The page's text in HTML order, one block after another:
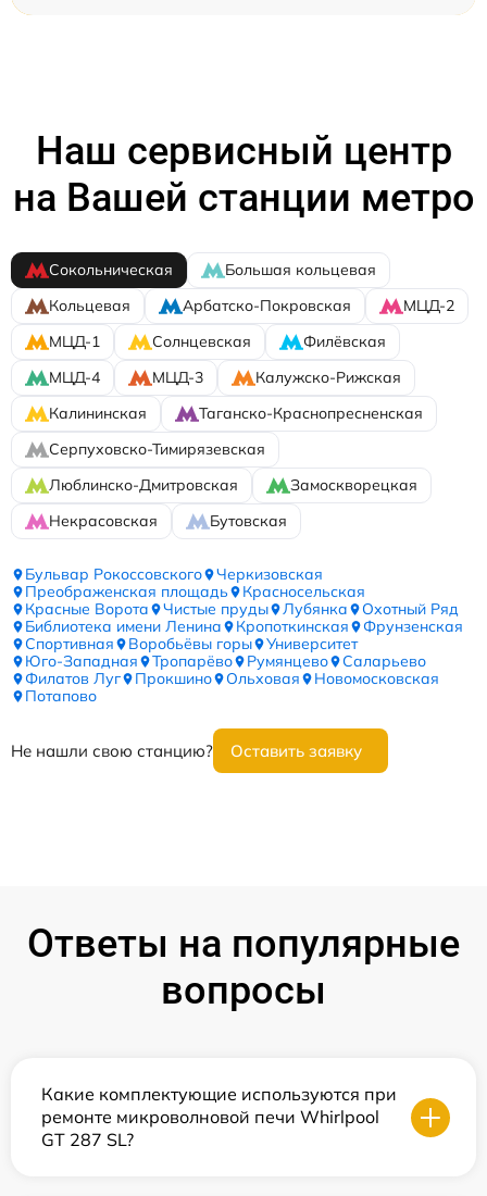
Наш сервисный центр
на Вашей станции метро
Сокольническая
Большая кольцевая
Кольцевая
Арбатско-Покровская
МЦД-2
МЦД-1
Солнцевская
Филёвская
МЦД-4
МЦД-3
Калужско-Рижская
Калининская
Таганско-Краснопресненская
Серпуховско-Тимирязевская
Люблинско-Дмитровская
Замоскворецкая
Некрасовская
Бутовская
Бульвар Рокоссовского
Черкизовская
Преображенская площадь
Красносельская
Красные Ворота
Чистые пруды Лубянка
Охотный Ряд
Библиотека имени Ленина
Кропоткинская
Фрунзенская
Спортивная
Воробьёвы горы
Университет
Юго-Западная
Тропарёво Румянцево
Саларьево
Филатов Луг
Прокшино Ольховая
Новомосковская
Потапово
Не нашли свою станцию? Оставить заявку
Ответы на популярные
вопросы
Какие комплектующие используются при
ремонте микроволновой печи Whirlpool
GT 287 SL?